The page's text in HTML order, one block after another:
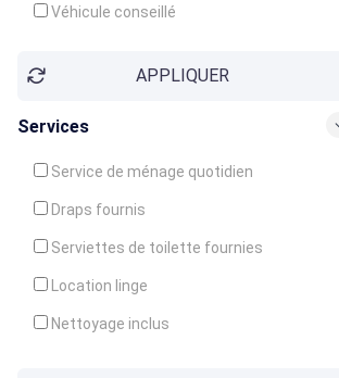
Véhicule conseillé
APPLIQUER
Services
Service de ménage quotidien
Draps fournis
Serviettes de toilette fournies
Location linge
Nettoyage inclus